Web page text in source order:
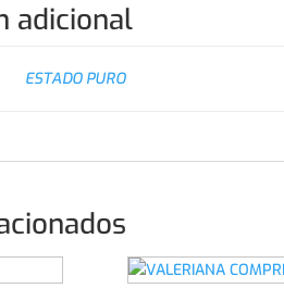
adicional
ESTADO PURO